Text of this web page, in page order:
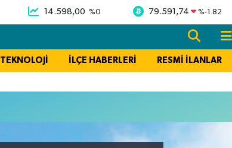
14.598,00 %0 79.591,74 %-1.82
TEKNOLOJİ İLÇE HABERLERİ RESMİ İLANLAR